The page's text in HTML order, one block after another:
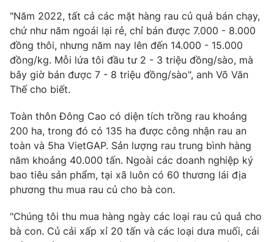
Tổng Biên tập:
Vũ Thanh Thủy
Phó Tổng Biên tập:
Nguyễn Thị Mỹ Hạnh, Phạm Quốc Thắng,
Nguyễn Trọng Ninh
Tổng đài VTV:
024.38 355 931 - 024.38 355 932
Ðiện thoại Thời báo VTV:
Liên hệ quảng cáo:024-7300.7108
"Năm 2022, tất cả các mặt hàng rau củ quả bán chạy,
chứ như năm ngoái lại rẻ, chỉ bán được 7.000 - 8.000
đồng thôi, nhưng năm nay lên đến 14.000 - 15.000
đồng/kg. Mỗi lứa tôi đầu tư 2 - 3 triệu đồng/sào, mà
bây giờ bán được 7 - 8 triệu đồng/sào", anh Võ Văn
Thế cho biết.
Toàn thôn Đông Cao có diện tích trồng rau khoảng
200 ha, trong đó có 135 ha được công nhận rau an
toàn và 5ha VietGAP. Sản lượng rau trung bình hàng
năm khoảng 40.000 tấn. Ngoài các doanh nghiệp ký
bao tiêu sản phẩm, tại xã luôn có 60 thương lái địa
phương thu mua rau củ cho bà con.
"Chúng tôi thu mua hàng ngày các loại rau củ quả cho
bà con. Củ cải xấp xỉ 20 tấn và các loại dưa muối, cải